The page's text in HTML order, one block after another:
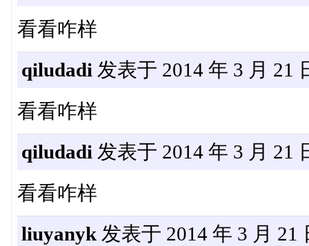
看看咋样
qiludadi 发表于 2014 年 3 月 21
看看咋样
qiludadi 发表于 2014 年 3 月 21
看看咋样
liuyanyk发表于 2014 年 3 月 21